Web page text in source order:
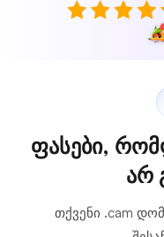
ფასები,
არ
თქვენი .cam